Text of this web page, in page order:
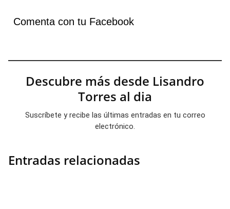
Comenta con tu Facebook
Descubre más desde Lisandro
Torres al dia
Suscríbete y recibe las últimas entradas en tu correo
electrónico.
Entradas relacionadas